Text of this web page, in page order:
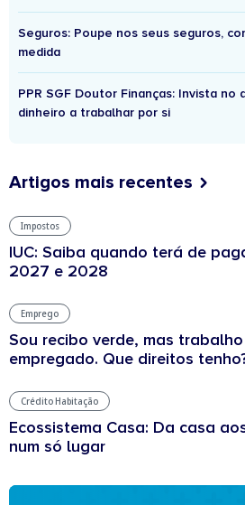
Seguros: Poupe nos seus seguros,
medida
PPR SGF Doutor Finanças: Invista no
dinheiro a trabalhar por si
Artigos mais recentes
Impostos
IUC: Saiba quando terá de
2027 e 2028
Emprego
Sou recibo verde, mas
empregado. Que direitos
Crédito Habitação
Ecossistema Casa: Da casa
num só lugar